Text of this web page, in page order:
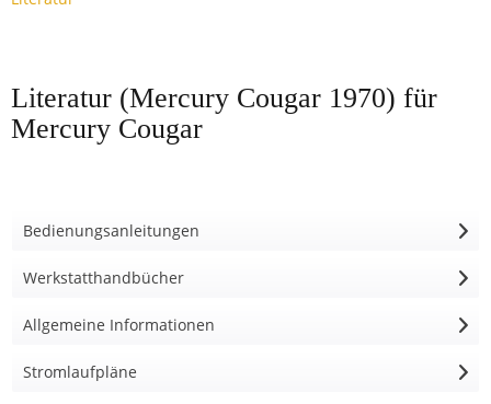
Literatur (Mercury Cougar 1970) für
Mercury Cougar
Bedienungsanleitungen
Werkstatthandbücher
Allgemeine Informationen
Stromlaufpläne